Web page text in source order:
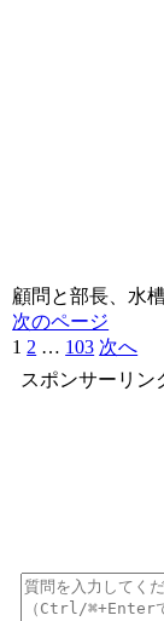
顧問と部長、水
次のページ
1 2 … 103 次へ
スポンサーリン